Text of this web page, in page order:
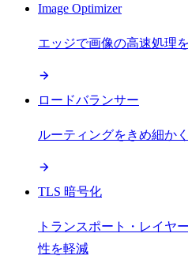
Image Optimizer
エッジで画像の高速処理
ロードバランサー
ルーティングをきめ細か
TLS 暗号化
トランスポート・レイヤ
性を軽減